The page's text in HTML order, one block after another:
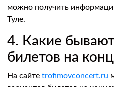
можно получить
Туле.
4. Какие
билетов на
На сайте trofimovconcert.ru